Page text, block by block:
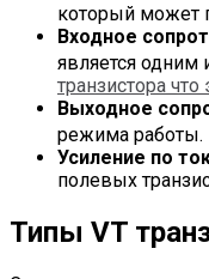
который может
Входное
является одним
транзистора что
Выходное
режима работы.
Усиление по
полевых
Типы VT